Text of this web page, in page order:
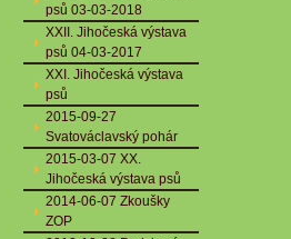
psů 03-03-2018
XXII. Jihočeská výstava
psů 04-03-2017
XXI. Jihočeská výstava
psů
2015-09-27
Svatováclavský pohár
2015-03-07 XX.
Jihočeská výstava psů
2014-06-07 Zkoušky
ZOP